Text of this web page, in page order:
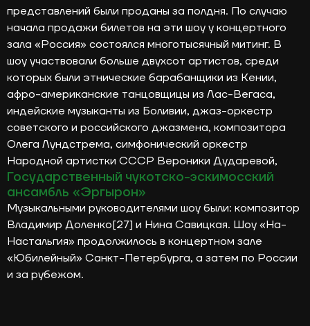
представлений были проданы за полдня. По случаю
начала продажи билетов на эти шоу у концертного
зала «Россия» состоялся многотысячный митинг. В
шоу участвовали больше двухсот артистов, среди
которых были этнические барабанщики из Кении,
афро-американские танцовщицы из Лас-Вегаса,
индейские музыканты из Боливии, джаз-оркестр
советского и российского джазмена, композитора
Олега Лундстрема, симфонический оркестр
Народной артистки СССР Вероники Дударевой,
Государственный чукотско-эскимосский
ансамбль «Эргырон»
Музыкальными руководителями шоу были: композитор
Владимир Доленко[27] и Нина Савицкая. Шоу «На-
Настальгия» продолжилось в концертном зале
«Юбилейный» Санкт-Петербурга, а затем по России
и за рубежом.